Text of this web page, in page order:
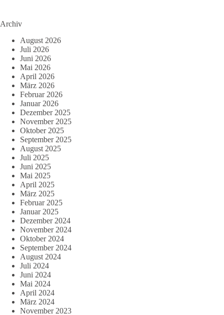
Archiv
August 2026
Juli 2026
Juni 2026
Mai 2026
April 2026
März 2026
Februar 2026
Januar 2026
Dezember 2025
November 2025
Oktober 2025
September 2025
August 2025
Juli 2025
Juni 2025
Mai 2025
April 2025
März 2025
Februar 2025
Januar 2025
Dezember 2024
November 2024
Oktober 2024
September 2024
August 2024
Juli 2024
Juni 2024
Mai 2024
April 2024
März 2024
November 2023